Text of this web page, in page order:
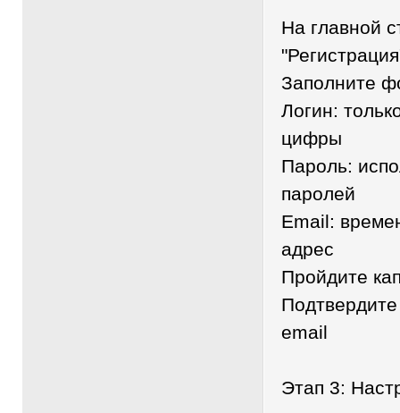
На главной
Заполните
Логин:
цифры
Пароль:
паролей
Email:
адрес
Пройдите
email
Этап 3: